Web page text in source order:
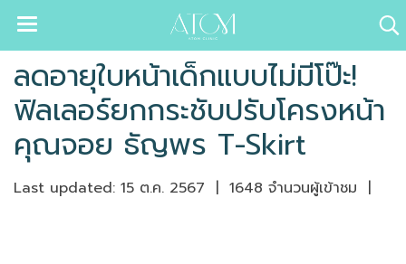
ลดอายุใบหน้าเด็กแบบไม่มีโป๊ะ!
ฟิลเลอร์ยกกระชับปรับโครงหน้า
คุณจอย ธัญพร T-Skirt
Last updated: 15 ต.ค. 2567 | 1648 จำนวนผู้เข้าชม |